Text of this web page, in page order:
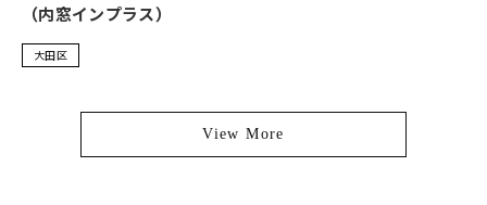
（内窓インプラス）
大田区
View More